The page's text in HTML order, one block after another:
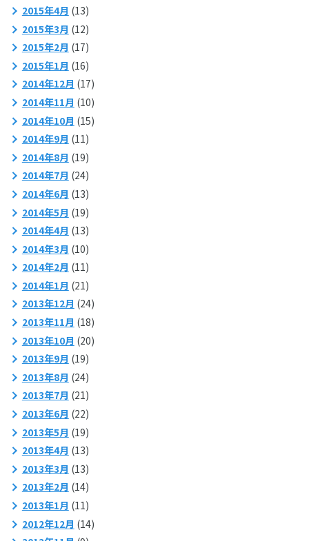
2015年4月 (13)
2015年3月 (12)
2015年2月 (17)
2015年1月 (16)
2014年12月 (17)
2014年11月 (10)
2014年10月 (15)
2014年9月 (11)
2014年8月 (19)
2014年7月 (24)
2014年6月 (13)
2014年5月 (19)
2014年4月 (13)
2014年3月 (10)
2014年2月 (11)
2014年1月 (21)
2013年12月 (24)
2013年11月 (18)
2013年10月 (20)
2013年9月 (19)
2013年8月 (24)
2013年7月 (21)
2013年6月 (22)
2013年5月 (19)
2013年4月 (13)
2013年3月 (13)
2013年2月 (14)
2013年1月 (11)
2012年12月 (14)